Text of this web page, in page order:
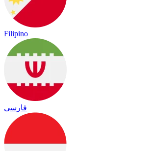
Filipino
فارسی